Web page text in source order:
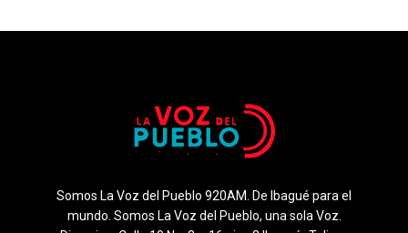
Somos La Voz del Pueblo 920AM. De Ibagué para el
mundo. Somos La Voz del Pueblo, una sola Voz.